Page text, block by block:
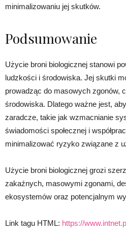
minimalizowaniu jej skutków.
Podsumowanie
Użycie broni biologicznej stanowi
ludzkości i środowiska. Jej skutki
prowadząc do masowych zgonów,
środowiska. Dlatego ważne jest,
zaradcze, takie jak wzmacnianie
świadomości społecznej i
minimalizować ryzyko związane z
Użycie broni biologicznej grozi
zakaźnych, masowymi zgonami,
ekosystemów oraz potencjalnym
Link tagu HTML: https://